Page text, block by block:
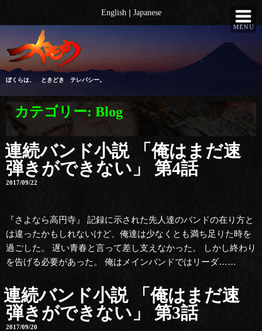
ン
ツ
へ
キ
English | Japanese
ぼくらは、 ときどき テレパシー。
カテゴリー: Blog
連続バンド小説 「俺はまだ速
弾きができない」 第4話
2017/09/22
『さよなら高円寺』 記録に示された先人達のバンドの在り方と
は違ったかもしれないけど、俺達は少なくとも満ち足りた時を
過ごした。 遅い青春と言って差し支えなかった。 しかし終わり
を告げる必要があった。 俺はメインバンドではリーダ……
連続バンド小説 「俺はまだ速
弾きができない」 第3話
2017/09/20